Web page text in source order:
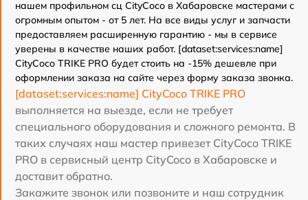
нашем профильном сц CityCoco в Хабаровске мастерами с
огромным опытом - от 5 лет. На все виды услуг и запчасти
предоставляем расширенную гарантию - мы в сервисе
уверены в качестве наших работ. [dataset:services:name]
CityCoco TRIKE PRO будет стоить на -15% дешевле при
оформлении заказа на сайте через форму заказа звонка.
[dataset:services:name] CityCoco TRIKE PRO
выполняется на выезде, если не требует
специального оборудования и сложного ремонта. В
таких случаях наш мастер привезет CityCoco TRIKE
PRO в сервисный центр CityCoco в Хабаровске и
доставит обратно.
Закажите звонок или позвоните и наш сотрудник